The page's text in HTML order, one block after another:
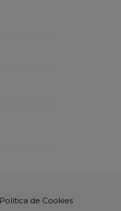
Política de Cookies